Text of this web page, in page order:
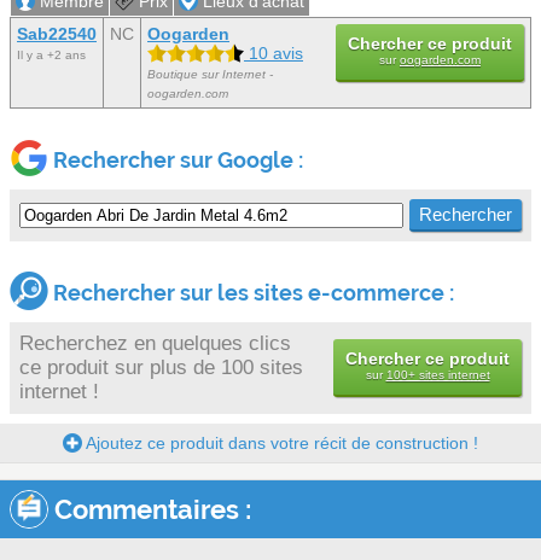
Sab22540
Il y a +2 ans
NC
Oogarden
10 avis
Boutique sur Internet -
oogarden.com
Chercher ce produit
suroogarden.com
Rechercher sur Google :
Rechercher sur les sites e-commerce :
Recherchez en quelques clics
ce produit sur plus de 100 sites
internet !
Chercher ce produit
sur 100+ sites internet
Ajoutez ce produit dans votre récit de construction !
Commentaires :